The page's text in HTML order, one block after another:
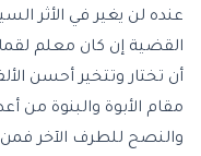
عنده لن يغير في الأثر
القضية إن كان معلم
أن تختار وتتخير أحسن
مقام الأبوة والبنوة من
والنصح للطرف الآخر